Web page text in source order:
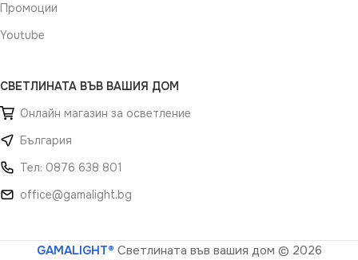
Промоции
Youtube
СВЕТЛИНАТА ВЪВ ВАШИЯ ДОМ
Онлайн магазин за осветление
България
Тел: 0876 638 801
office@gamalight.bg
GAMALIGHT® Светлината във вашия дом © 2026